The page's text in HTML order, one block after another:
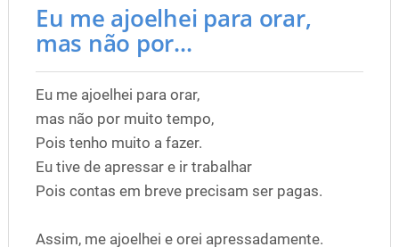
Eu me ajoelhei para orar,
mas não por...
Eu me ajoelhei para orar,
mas não por muito tempo,
Pois tenho muito a fazer.
Eu tive de apressar e ir trabalhar
Pois contas em breve precisam ser pagas.
Assim, me ajoelhei e orei apressadamente.